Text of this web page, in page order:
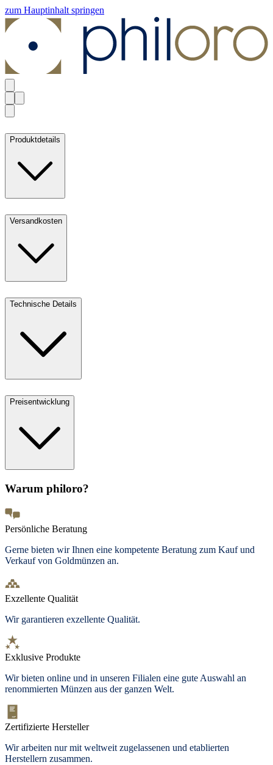
zum Hauptinhalt springen
Produktdetails
Versandkosten
Technische Details
Preisentwicklung
Warum philoro?
Persönliche Beratung
Gerne bieten wir Ihnen eine kompetente Beratung zum Kauf und
Verkauf von Goldmünzen an.
Exzellente Qualität
Wir garantieren exzellente Qualität.
Exklusive Produkte
Wir bieten online und in unseren Filialen eine gute Auswahl an
renommierten Münzen aus der ganzen Welt.
Zertifizierte Hersteller
Wir arbeiten nur mit weltweit zugelassenen und etablierten
Herstellern zusammen.